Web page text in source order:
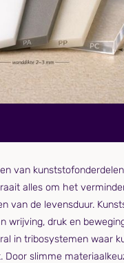
van
alles om het
van de levensduur.
wrijving, druk en
in tribosystemen waar
Door slimme